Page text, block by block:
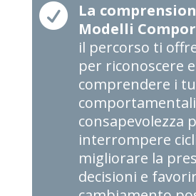

La
Modelli
il percorso ti
per riconoscere e
comprendere i
consapevolezza
interrompere
migliorare la
decisioni e